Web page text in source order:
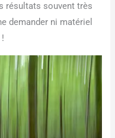
résultats souvent très
demander ni matériel